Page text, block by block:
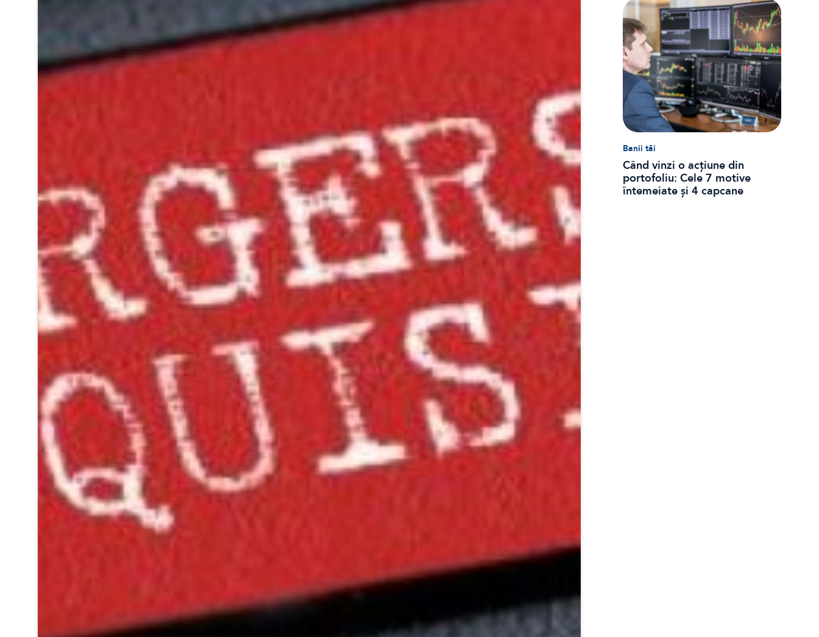
Banii tăi
Când vinzi o acțiune din
portofoliu: Cele 7 motive
întemeiate și 4 capcane